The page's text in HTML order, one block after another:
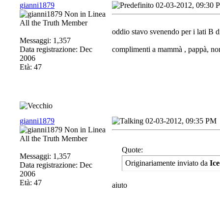
gianni1879
All the Truth Member
Messaggi: 1,357
Data registrazione: Dec
2006
Età: 47
02-03-2012, 09:30
oddio stavo svenendo per i lati B
complimenti a mammà , pappà,
gianni1879
All the Truth Member
Messaggi: 1,357
Data registrazione: Dec
2006
Età: 47
02-03-2012, 09:35 PM
Quote:
Originariamente inviato da
aiuto